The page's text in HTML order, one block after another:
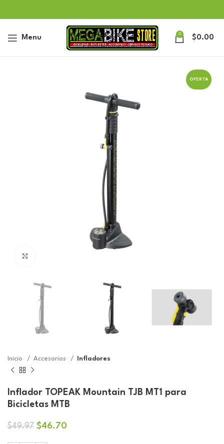
Menu 0 $0.00
OFERTA
Inicio Accesorios Infladores
Inflador TOPEAK Mountain TJB MT1 para
Bicicletas MTB
$49.97 El
$46.70